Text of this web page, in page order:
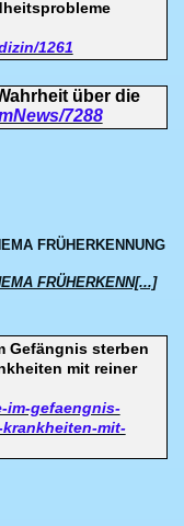
1261
über die
7288
FRÜHERKENNUNG
FRÜHERKENN[...]
Gefängnis sterben
mit reiner
im-gefaengnis-
mit-